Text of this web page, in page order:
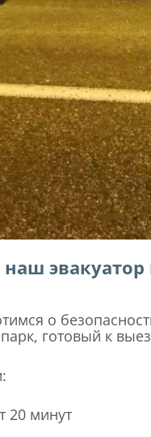
эвакуатор
о
готовый к
20 минут